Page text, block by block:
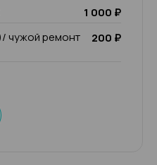
1 000 ₽
чужой ремонт
200 ₽